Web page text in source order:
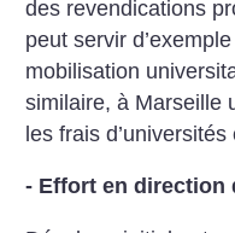
des revendications
peut servir
mobilisation
similaire, à Marseille
les frais
- Effort en direction